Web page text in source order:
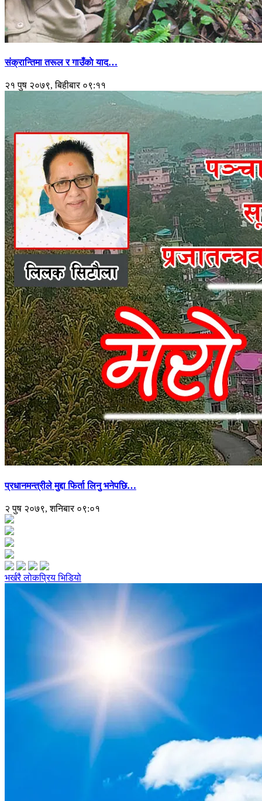
संक्रान्तिमा तरूल र गाउँकाे याद…
२१ पुष २०७९, बिहीबार ०९:११
प्रधानमन्त्रीले मुद्दा फिर्ता लिनु भनेपछि…
२ पुष २०७९, शनिबार ०९:०१
भर्खरैलोकप्रियभिडियो